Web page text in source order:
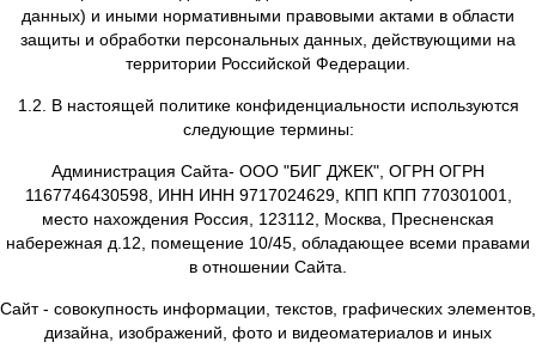
соответствии с положениями Конституции Российской
Федерального закона от 27 июля 2006 г. № 149-
информации, информационных технологиях и о
информации», Федерального закона от 27 июля 2006
«О персональных данных» (далее – Закон о
защиты и обработки персональных данных,
территории Российской Федерации.
1.2. В настоящей политике конфиденциальности
Администрация Сайта- ООО "БИГ ДЖЕК", ОГРН